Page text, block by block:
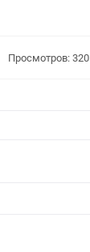
Просмотров: 320